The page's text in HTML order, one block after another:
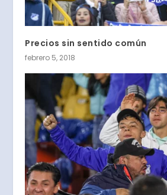
Precios sin sentido común
febrero 5, 2018